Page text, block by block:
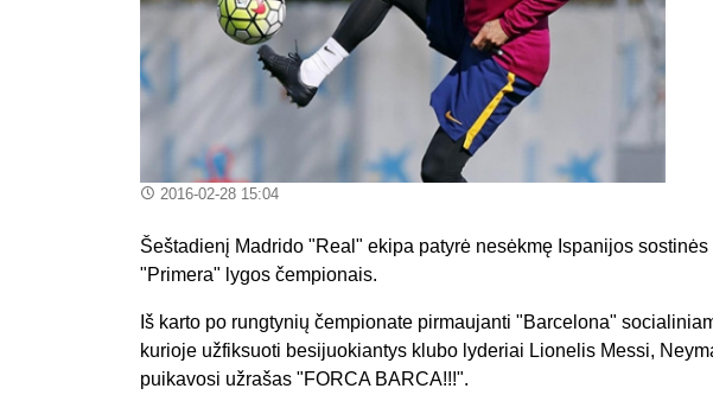
2016-02-28 15:04
Šeštadienį Madrido "Real" ekipa patyrė nesėkmę Ispanijos
"Primera" lygos čempionais.
Iš karto po rungtynių čempionate pirmaujanti "Barcelona"
kurioje užfiksuoti besijuokiantys klubo lyderiai Lionelis Messi,
puikavosi užrašas "FORCA BARCA!!!".